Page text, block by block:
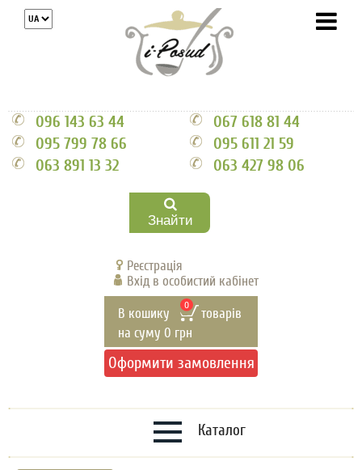
096 143 63 44
095 799 78 66
063 891 13 32
067 618 81 44
095 611 21 59
063 427 98 06
Знайти
Реєстрація
Вхід в особистий кабінет
В кошику
0
товарів
на суму 0 грн
Оформити замовлення
Каталог